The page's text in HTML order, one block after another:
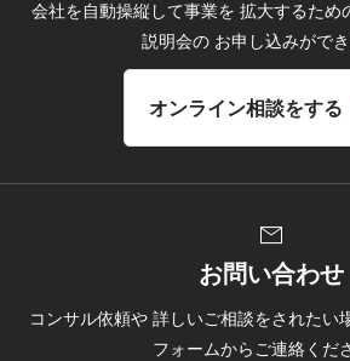
会社を自動操縦して事業を 拡大するため
説明会の お申し込みができ
オンライン相談をする
mail
お問い合わせ
コンサル依頼や 詳しいご相談をされたい
フォームからご連絡くだ